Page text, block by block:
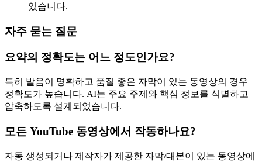
있습니다.
자주 묻는 질문
요약의 정확도는 어느 정도인가요?
특히 발음이 명확하고 품질 좋은 자막이 있는 동영상의 경우
정확도가 높습니다. AI는 주요 주제와 핵심 정보를 식별하고
압축하도록 설계되었습니다.
모든 YouTube 동영상에서 작동하나요?
자동 생성되거나 제작자가 제공한 자막/대본이 있는 동영상에